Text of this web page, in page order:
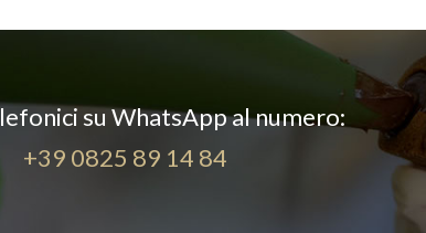
su WhatsApp al numero:
+39 0825 89 14 84